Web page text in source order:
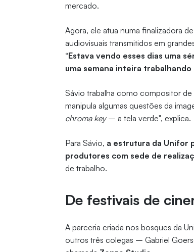
mercado.
Agora, ele atua numa finalizadora
audiovisuais transmitidos em
“Estava vendo esses dias uma
uma semana inteira trabalhando
Sávio trabalha como compositor
manipula algumas questões da
chroma key– a tela verde", explica.
Para Sávio, a estrutura da Unifor
produtores com sede de
de trabalho.
De festivais de
A parceria criada nos bosques da
outros três colegas – Gabriel